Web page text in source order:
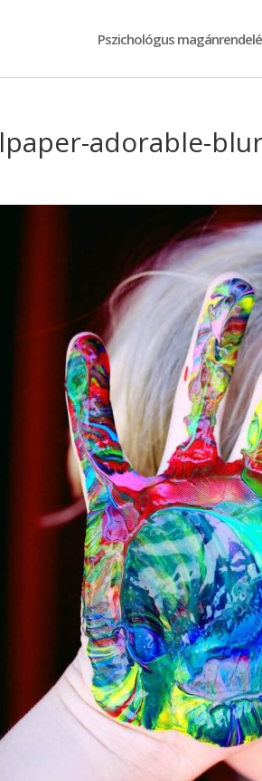
Pszichológus
adorable-